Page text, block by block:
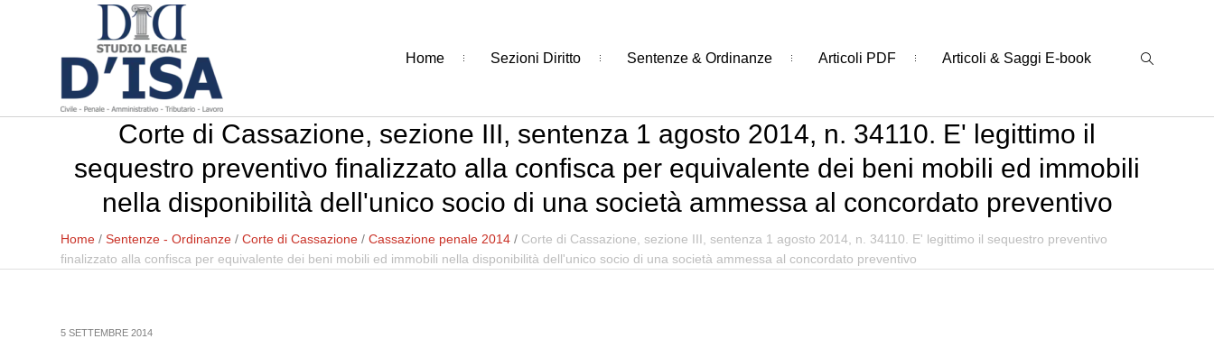
Home Sezioni Diritto Sentenze & Ordinanze Articoli PDF Articoli & Saggi E-book
Corte di Cassazione, sezione III, sentenza 1 agosto 2014, n. 34110. E' legittimo il
sequestro preventivo finalizzato alla confisca per equivalente dei beni mobili ed immobili
nella disponibilità dell'unico socio di una società ammessa al concordato preventivo
Home /Sentenze - Ordinanze /Corte di Cassazione /Cassazione penale 2014 / Corte di Cassazione, sezione III, sentenza 1 agosto 2014, n. 34110. E' legittimo il sequestro preventivo
finalizzato alla confisca per equivalente dei beni mobili ed immobili nella disponibilità dell'unico socio di una società ammessa al concordato preventivo
5 SETTEMBRE 2014